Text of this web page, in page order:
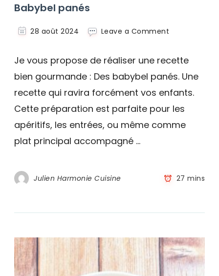
Babybel panés
28 août 2024 Leave a Comment
Je vous propose de réaliser une recette
bien gourmande : Des babybel panés. Une
recette qui ravira forcément vos enfants.
Cette préparation est parfaite pour les
apéritifs, les entrées, ou même comme
plat principal accompagné …
Julien Harmonie Cuisine 27 mins